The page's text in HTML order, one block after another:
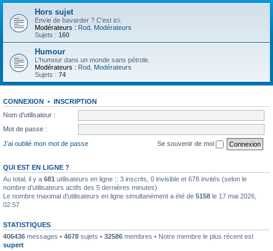
Hors sujet
Envie de bavarder ? C'est ici.
Modérateurs : Rod Modérateurs
Sujets : 160
Humour
L'humour dans un monde sans pétrole.
Modérateurs : Rod Modérateurs
Sujets : 74
CONNEXION • INSCRIPTION
Nom d’utilisateur :
Mot de passe :
J’ai oublié mon mot de passe
Se souvenir de moi
QUI EST EN LIGNE ?
Au total, il y a 681 utilisateurs en ligne :: 3 inscrits, 0 invisible et 678 invités (selon le
nombre d’utilisateurs actifs des 5 dernières minutes)
Le nombre maximal d’utilisateurs en ligne simultanément a été de 5158 le 17 mai 2026,
02:57
STATISTIQUES
406436 messages • 4678 sujets • 32586 membres • Notre membre le plus récent est
supert